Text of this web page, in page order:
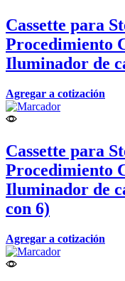
Cassette para
Procedimiento
Iluminador de
Agregar a cotización
Cassette para
Procedimiento
Iluminador de
con 6)
Agregar a cotización